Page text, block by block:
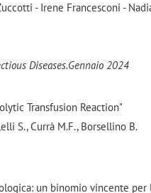
- Irene Francesconi -
Diseases.Gennaio 2024
Transfusion Reaction"
S., Currà M.F., Borsellino B.
un binomio vincente per